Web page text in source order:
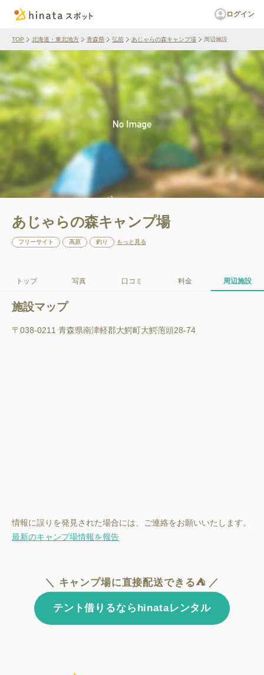
ログイン
TOP 北海道・東北地方 青森県 弘前 あじゃらの森キャンプ場 周辺施設
あじゃらの森キャンプ場
フリーサイト 高原 釣り もっと見る
トップ 写真 口コミ 料金 周辺施設
施設マップ
〒038-0211 青森県南津軽郡大鰐町大鰐萢頭28-74
情報に誤りを発見された場合には、ご連絡をお願いいたします。
最新のキャンプ場情報を報告
＼ キャンプ場に直接配送できる⛺ ／
テント借りるならhinataレンタル